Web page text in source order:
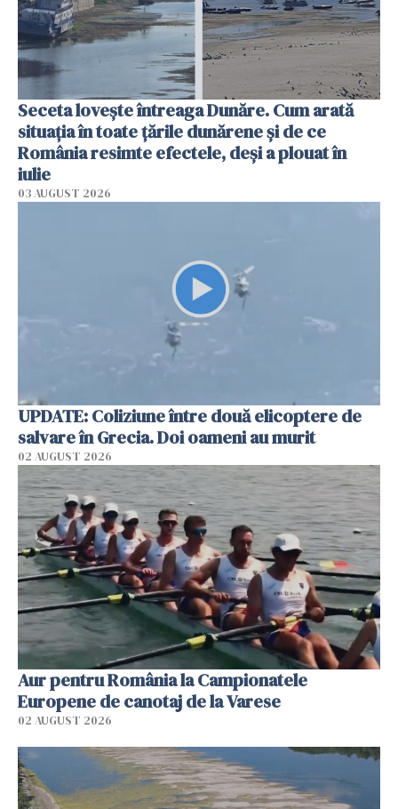
Seceta lovește întreaga Dunăre. Cum arată
situația în toate țările dunărene și de ce
România resimte efectele, deși a plouat în
iulie
03 AUGUST 2026
UPDATE: Coliziune între două elicoptere de
salvare în Grecia. Doi oameni au murit
02 AUGUST 2026
Aur pentru România la Campionatele
Europene de canotaj de la Varese
02 AUGUST 2026